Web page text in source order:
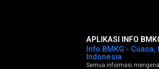
APLIKASI INFO
Info BMKG -
Indonesia
Semua informasi